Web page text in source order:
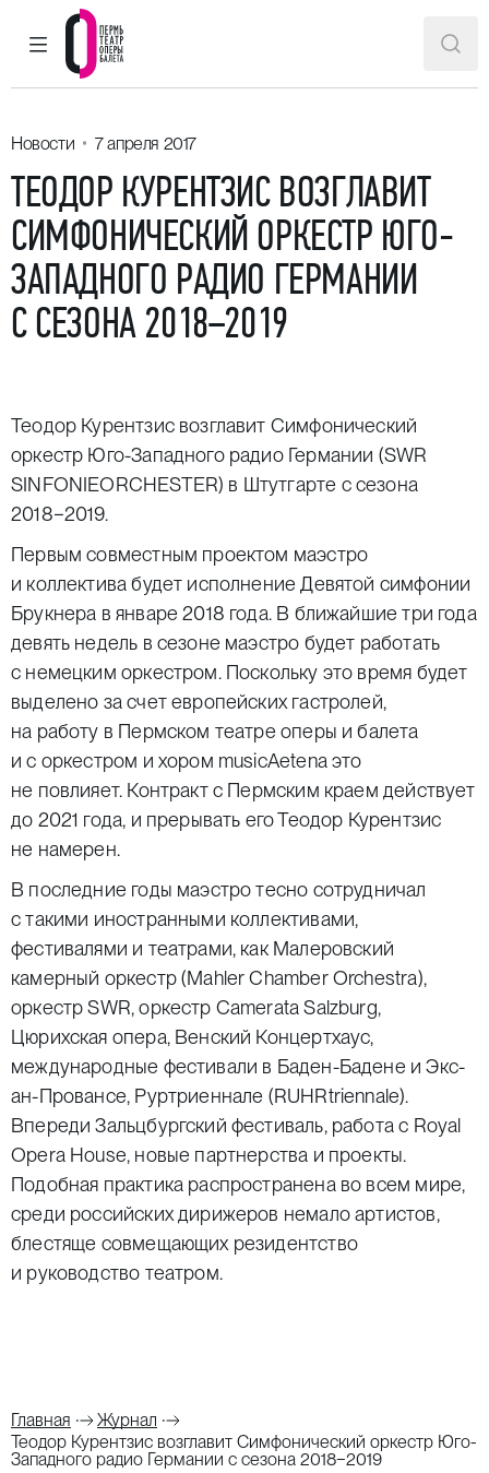
ГЛАВНОЕ МЕНЮ
Пермский театр оперы и балета
Новости 7 апреля 2017
ТЕОДОР КУРЕНТЗИС ВОЗГЛАВИТ
СИМФОНИЧЕСКИЙ ОРКЕСТР ЮГО-
ЗАПАДНОГО РАДИО ГЕРМАНИИ
С СЕЗОНА 2018−2019
Теодор Курентзис возглавит Симфонический
оркестр Юго-Западного радио Германии (SWR
SINFONIEORCHESTER) в Штутгарте с сезона
2018−2019.
Первым совместным проектом маэстро
и коллектива будет исполнение Девятой симфонии
Брукнера в январе 2018 года. В ближайшие три года
девять недель в сезоне маэстро будет работать
с немецким оркестром. Поскольку это время будет
выделено за счет европейских гастролей,
на работу в Пермском театре оперы и балета
и с оркестром и хором musicAetenа это
не повлияет. Контракт с Пермским краем действует
до 2021 года, и прерывать его Теодор Курентзис
не намерен.
В последние годы маэстро тесно сотрудничал
с такими иностранными коллективами,
фестивалями и театрами, как Малеровский
камерный оркестр (Mahler Chamber Orchestra),
оркестр SWR, оркестр Camerata Salzburg,
Цюрихская опера, Венский Концертхаус,
международные фестивали в Баден-Бадене и Экс-
ан-Провансе, Руртриеннале (RUHRtriennale).
Впереди Зальцбургский фестиваль, работа с Royal
Opera House, новые партнерства и проекты.
Подобная практика распространена во всем мире,
среди российских дирижеров немало артистов,
блестяще совмещающих резидентство
и руководство театром.
Главная
Журнал
Теодор Курентзис возглавит Симфонический оркестр Юго-
Западного радио Германии с сезона 2018−2019